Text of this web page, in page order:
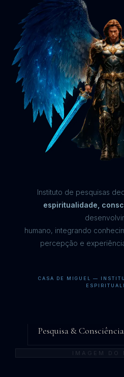
Instituto de pesquisas
espiritualidade,
humano, integrando
percepção e
CASA DE MIGUEL —
IMAGEM DO
Pesquisa & Consciência